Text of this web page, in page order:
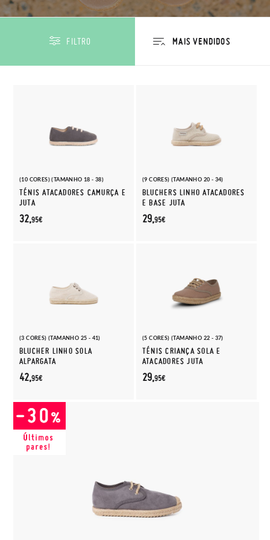
FILTRO
(10 CORES) (TAMANHO 18 - 38)
TÉNIS ATACADORES CAMURÇA E
JUTA
32,95€
(9 CORES) (TAMANHO 20 - 34)
BLUCHERS LINHO ATACADORES
E BASE JUTA
29,95€
(3 CORES) (TAMANHO 25 - 41)
BLUCHER LINHO SOLA
ALPARGATA
42,95€
(5 CORES) (TAMANHO 22 - 37)
TÉNIS CRIANÇA SOLA E
ATACADORES JUTA
29,95€